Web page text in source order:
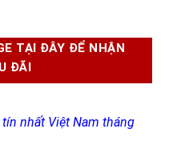
TẠI ĐÂY ĐỂ NHẬN
ĐÃI
tín nhất Việt Nam tháng